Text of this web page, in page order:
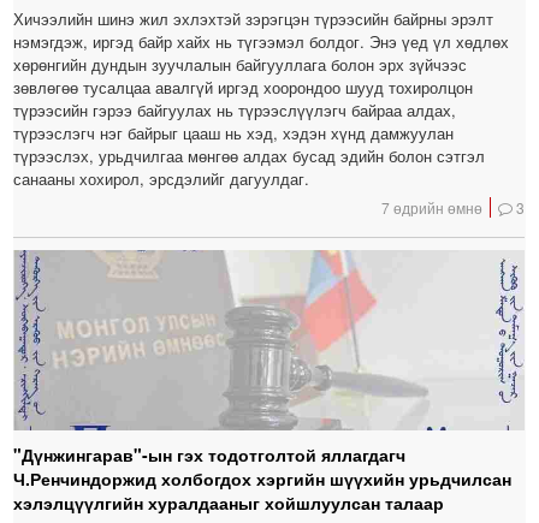
Хичээлийн шинэ жил эхлэхтэй зэрэгцэн түрээсийн байрны эрэлт
нэмэгдэж, иргэд байр хайх нь түгээмэл болдог. Энэ үед үл хөдлөх
хөрөнгийн дундын зуучлалын байгууллага болон эрх зүйчээс
зөвлөгөө тусалцаа авалгүй иргэд хоорондоо шууд тохиролцон
түрээсийн гэрээ байгуулах нь түрээслүүлэгч байраа алдах,
түрээслэгч нэг байрыг цааш нь хэд, хэдэн хүнд дамжуулан
түрээслэх, урьдчилгаа мөнгөө алдах бусад эдийн болон сэтгэл
санааны хохирол, эрсдэлийг дагуулдаг.
7 өдрийн өмнө 3
"Дүнжингарав"-ын гэх тодотголтой яллагдагч
Ч.Ренчиндоржид холбогдох хэргийн шүүхийн урьдчилсан
хэлэлцүүлгийн хуралдааныг хойшлуулсан талаар